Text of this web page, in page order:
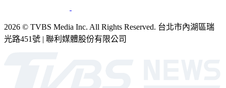
2026 © TVBS Media Inc. All Rights Reserved. 台北市內湖區瑞
光路451號 | 聯利媒體股份有限公司